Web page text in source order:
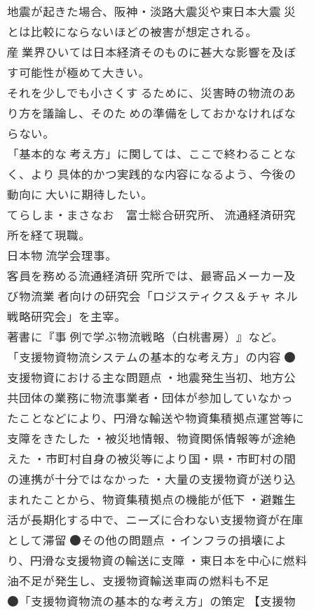
地震が起きた場合、阪神・淡路大震災や東日本大震 災
とは比較にならないほどの被害が想定される。
産 業界ひいては日本経済そのものに甚大な影響を及ぼ
す可能性が極めて大きい。
それを少しでも小さくす るために、災害時の物流のあ
り方を議論し、そのた めの準備をしておかなければな
らない。
「基本的な 考え方」に関しては、ここで終わることな
く、より 具体的かつ実践的な内容になるよう、今後の
動向に 大いに期待したい。
てらしま・まさなお 富士総合研究所、 流通経済研究
所を経て現職。
日本物 流学会理事。
客員を務める流通経済研 究所では、最寄品メーカー及
び物流業 者向けの研究会「ロジスティクス＆チャ ネル
戦略研究会」を主宰。
著書に『事 例で学ぶ物流戦略（白桃書房）』など。
「支援物資物流システムの基本的な考え方」の内容 ●
支援物資における主な問題点 ・地震発生当初、地方公
共団体の業務に物流事業者・団体が参加していなかっ
たことなどにより、円滑な輸送や物資集積拠点運営等に
支障をきたした ・被災地情報、物資関係情報等が途絶
えた ・市町村自身の被災等により国・県・市町村の間
の連携が十分ではなかった ・大量の支援物資が送り込
まれたことから、物資集積拠点の機能が低下 ・避難生
活が長期化する中で、ニーズに合わない支援物資が在庫
として滞留 ●その他の問題点 ・インフラの損壊によ
り、円滑な支援物資の輸送に支障 ・東日本を中心に燃料
油不足が発生し、支援物資輸送車両の燃料も不足
●「支援物資物流の基本的な考え方」の策定 【支援物